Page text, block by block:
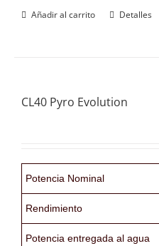
Añadir al carrito Detalles
CL40 Pyro Evolution
Potencia Nominal
Rendimiento
Potencia entregada al agua